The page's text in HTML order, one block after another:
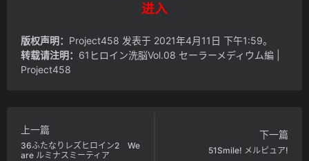
进入
版权声明： Project458 发表于 2021年4月11日 下午1:59。
转载请注明： 61ヒロイン洗脳Vol.08 セーラーメディウム編 |
Project458
上一篇
36ふたなりレズヒロイン2 We
are ルミナスミーティア
下一篇
51Smile! メルピュア!